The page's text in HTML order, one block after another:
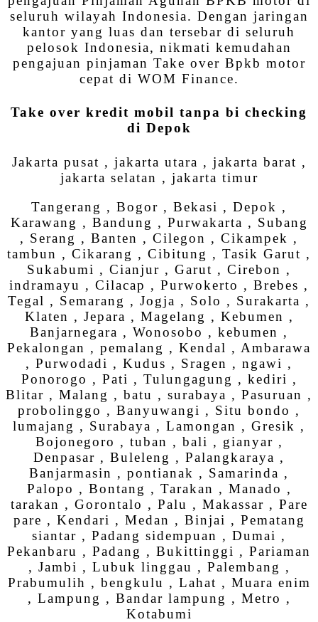
seluruh wilayah Indonesia. Dengan jaringan
kantor yang luas dan tersebar di seluruh
pelosok Indonesia, nikmati kemudahan
pengajuan pinjaman Take over Bpkb motor
cepat di WOM Finance.
Take over kredit mobil tanpa bi checking
di Depok
Jakarta pusat , jakarta utara , jakarta barat ,
jakarta selatan , jakarta timur
Tangerang , Bogor , Bekasi , Depok ,
Karawang , Bandung , Purwakarta , Subang
, Serang , Banten , Cilegon , Cikampek ,
tambun , Cikarang , Cibitung , Tasik Garut ,
Sukabumi , Cianjur , Garut , Cirebon ,
indramayu , Cilacap , Purwokerto , Brebes ,
Tegal , Semarang , Jogja , Solo , Surakarta ,
Klaten , Jepara , Magelang , Kebumen ,
Banjarnegara , Wonosobo , kebumen ,
Pekalongan , pemalang , Kendal , Ambarawa
, Purwodadi , Kudus , Sragen , ngawi ,
Ponorogo , Pati , Tulungagung , kediri ,
Blitar , Malang , batu , surabaya , Pasuruan ,
probolinggo , Banyuwangi , Situ bondo ,
lumajang , Surabaya , Lamongan , Gresik ,
Bojonegoro , tuban , bali , gianyar ,
Denpasar , Buleleng , Palangkaraya ,
Banjarmasin , pontianak , Samarinda ,
Palopo , Bontang , Tarakan , Manado ,
tarakan , Gorontalo , Palu , Makassar , Pare
pare , Kendari , Medan , Binjai , Pematang
siantar , Padang sidempuan , Dumai ,
Pekanbaru , Padang , Bukittinggi , Pariaman
, Jambi , Lubuk linggau , Palembang ,
Prabumulih , bengkulu , Lahat , Muara enim
, Lampung , Bandar lampung , Metro ,
Kotabumi